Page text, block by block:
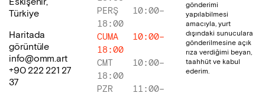
Türkiye
Haritada
görüntüle
info@omm.art
+90 222 221 27
37
PERŞ
10:00–
18:00
CUMA
10:00–
18:00
CMT
10:00–
18:00
PZR
11:00–
gönderimi
yapılabilmesi
amacıyla, yurt
dışındaki sunuculara
gönderilmesine açık
rıza verdiğimi beyan,
taahhüt ve kabul
ederim.